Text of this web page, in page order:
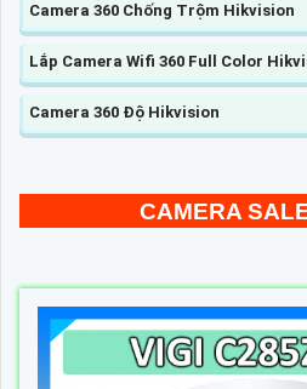
Camera 360 Chống Trộm Hikvision
Lắp Camera Wifi 360 Full Color
Camera 360 Độ Hikvision
CAMERA